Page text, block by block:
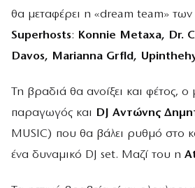
θα μεταφέρει η «dream team» των
Superhosts: Konnie Metaxa, Dr.
Davos, Marianna Grfld,
Τη βραδιά θα ανοίξει και φέτος, ο
παραγωγός και
DJ Αντώνης
MUSIC) που θα βάλει ρυθμό στο
ένα δυναμικό DJ set. Μαζί του η